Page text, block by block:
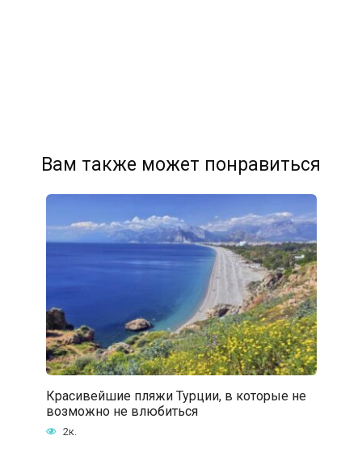
Вам также может понравиться
Красивейшие пляжи Турции, в которые не
возможно не влюбиться
2к.